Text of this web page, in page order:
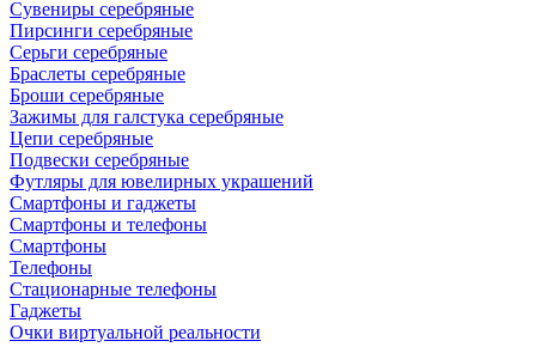
Сувениры серебряные
Пирсинги серебряные
Серьги серебряные
Браслеты серебряные
Броши серебряные
Зажимы для галстука серебряные
Цепи серебряные
Подвески серебряные
Футляры для ювелирных украшений
Смартфоны и гаджеты
Смартфоны и телефоны
Смартфоны
Телефоны
Стационарные телефоны
Гаджеты
Очки виртуальной реальности